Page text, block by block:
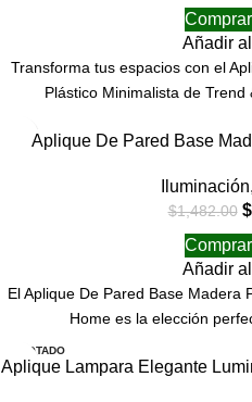
Añadir
Transforma tus espacios con el
Plástico Minimalista de
Aplique De Pared Base
Iluminación,
$1,482.00 $
Añadir
El Aplique De Pared Base Madera
Home es la elección
AGOTADO
Aplique Lampara Elegante